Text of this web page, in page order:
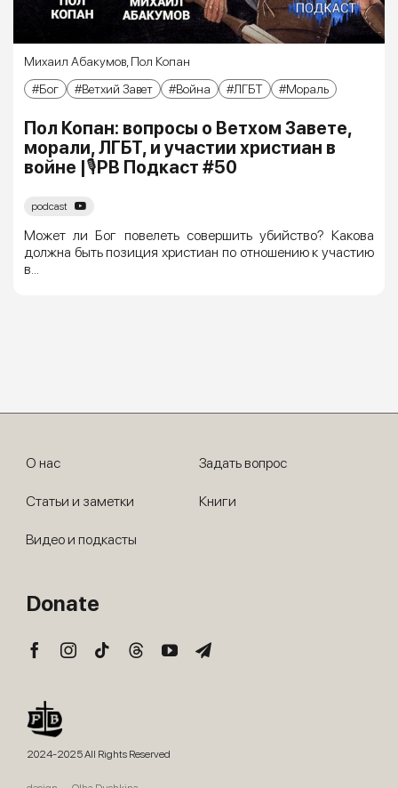
Михаил Абакумов,Пол Копан
Бог
Ветхий Завет Война ЛГБТ Мораль
Пол Копан: вопросы о Ветхом Завете,
морали, ЛГБТ, и участии христиан в
войне |🎙РВ Подкаст #50
podcast
Может ли Бог повелеть совершить убийство? Какова
должна быть позиция христиан по отношению к участию
в...
2024-2025 All Rights Reserved
О нас
Статьи и заметки
Видео и подкасты
Задать вопрос
Книги
Donate